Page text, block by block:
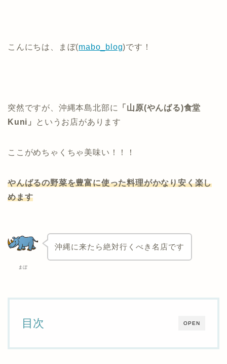
こんにちは、まぼ(mabo_blog)です！
突然ですが、沖縄本島北部に
「山原(やんばる)食堂
Kuni」
というお店があります
ここがめちゃくちゃ美味い！！！
やんばるの野菜を豊富に使った料理がかなり安く楽し
めます
まぼ
沖縄に来たら絶対行くべき名店です
OPEN
目次